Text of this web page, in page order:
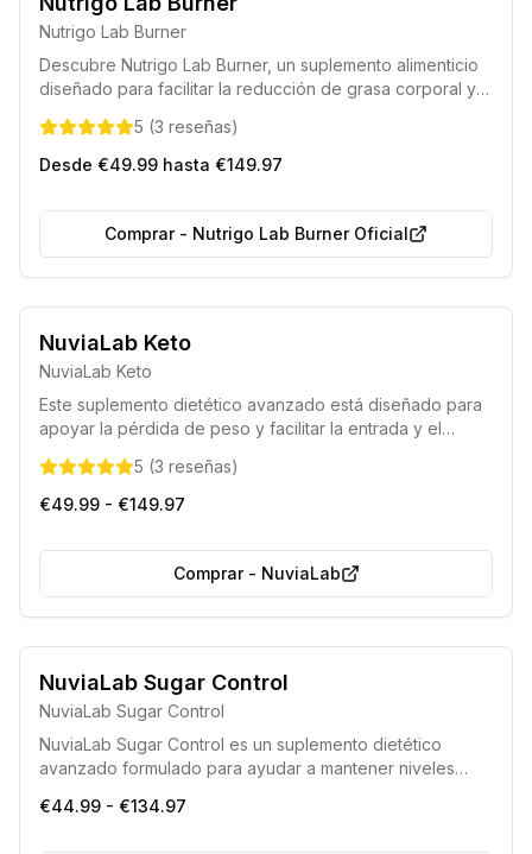
Nutrigo Lab Burner
Descubre Nutrigo Lab Burner, un suplemento alimenticio
diseñado para facilitar la reducción de grasa corporal y
favorece una quema de calorías eficiente y una gestión
óptima del peso.
5 (3 reseñas)
Desde €49.99 hasta €149.97
Comprar- Nutrigo Lab Burner Oficial
Formulado bajo la guía de nutricionistas expertos.
Elaborado con componentes completamente naturales.
NuviaLab Keto
NuviaLab Keto
Este suplemento dietético avanzado está diseñado para
apoyar la pérdida de peso y facilitar la entrada y el
ingredientes naturales, ayuda a controlar el apetito,
acelera el metabolismo y la quema de grasas, a la vez
los resultados.
5 (3 reseñas)
€49.99 - €149.97
Comprar- NuviaLab
Fabricado bajo estrictos estándares de la Unión Europea.
Producto sometido a rigurosas pruebas de laboratorio para
garantizar su seguridad y eficacia.
NuviaLab Sugar Control
NuviaLab Sugar Control
NuviaLab Sugar Control es un suplemento dietético
avanzado formulado para ayudar a mantener niveles
activos trabajan para modular la glucosa, disminuir el
€44.99 - €134.97